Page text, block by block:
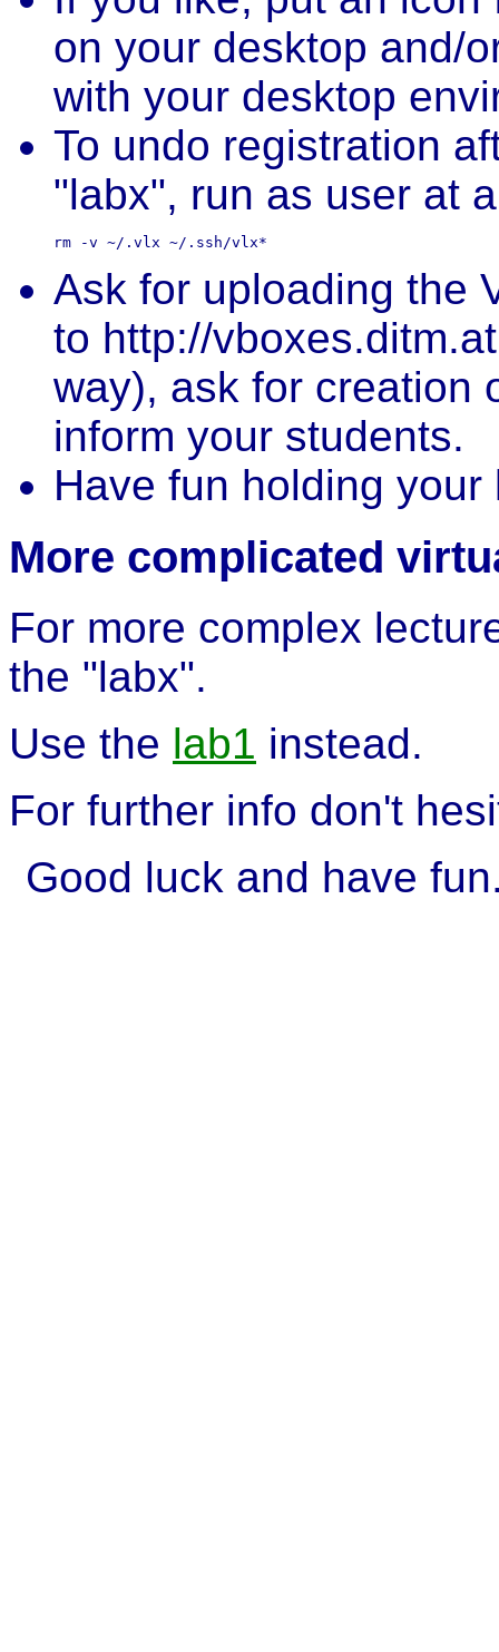
on your desktop and/
with your desktop
To undo registration
"labx", run as user at
Ask for uploading the
to http://
way), ask for creation
inform your students.
Have fun holding your
More complicated
For more complex
the "labx".
Use the lab1 instead.
For further info don't
Good luck and have